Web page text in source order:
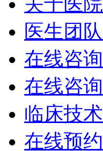
医生团队
在线咨询
在线咨询
临床技术
在线预约